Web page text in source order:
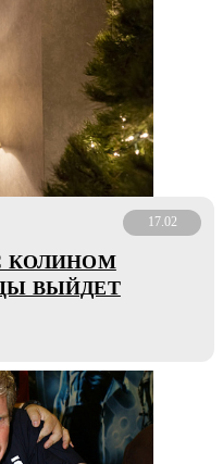
17.02
КОЛИНОМ
ВЫЙДЕТ